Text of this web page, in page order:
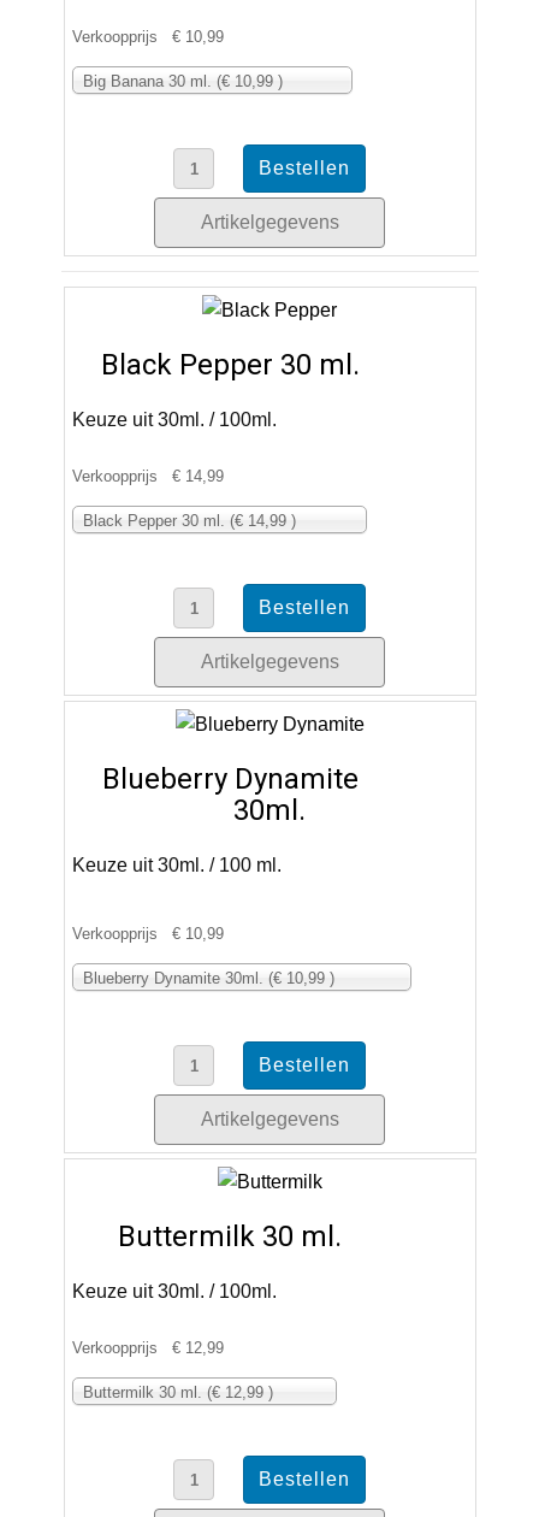
Verkoopprijs € 10,99
Big Banana 30 ml. (€ 10,99 )
Artikelgegevens
Black Pepper 30 ml.
Keuze uit 30ml. / 100ml.
Verkoopprijs € 14,99
Black Pepper 30 ml. (€ 14,99 )
Artikelgegevens
Blueberry Dynamite
30ml.
Keuze uit 30ml. / 100 ml.
Verkoopprijs € 10,99
Blueberry Dynamite 30ml. (€ 10,99 )
Artikelgegevens
Buttermilk 30 ml.
Keuze uit 30ml. / 100ml.
Verkoopprijs € 12,99
Buttermilk 30 ml. (€ 12,99 )